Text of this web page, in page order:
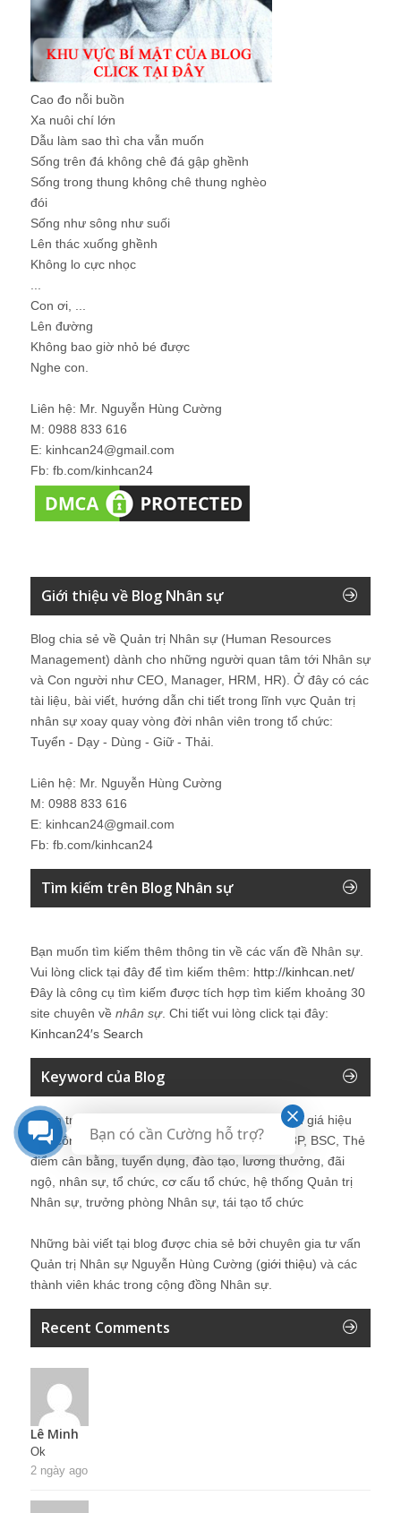
Cao đo nỗi buồn
Xa nuôi chí lớn
Dẫu làm sao thì cha vẫn muốn
Sống trên đá không chê đá gập ghềnh
Sống trong thung không chê thung nghèo
đói
Sống như sông như suối
Lên thác xuống ghềnh
Không lo cực nhọc
Con ơi, ...
Lên đường
Không bao giờ nhỏ bé được
Nghe con.
Liên hệ: Mr. Nguyễn Hùng Cường
M: 0988 833 616
E: kinhcan24@gmail.com
Fb: fb.com/kinhcan24
Giới thiệu về Blog Nhân sự
Blog chia sẻ về Quản trị Nhân sự (Human Resources
Management) dành cho những người quan tâm tới Nhân sự
và Con người như CEO, Manager, HRM, HR). Ở đây có các
tài liệu, bài viết, hướng dẫn chi tiết trong lĩnh vực Quản trị
nhân sự xoay quay vòng đời nhân viên trong tổ chức:
Tuyển - Dạy - Dùng - Giữ - Thải.
Liên hệ: Mr. Nguyễn Hùng Cường
M: 0988 833 616
E: kinhcan24@gmail.com
Fb: fb.com/kinhcan24
Tìm kiếm trên Blog Nhân sự
Bạn muốn tìm kiếm thêm thông tin về các vấn đề Nhân sự
Vui lòng click tại đây để tìm kiếm thêm: http://kinhcan.net/
Đây là công cụ tìm kiếm được tích hợp tìm kiếm khoảng 30
site chuyên về nhân sự. Chi tiết vui lòng click tại đây:
Kinhcan24′s Search
Keyword của Blog
Quản trị nhân sự, Human Resources, KPI, Đánh giá hiệu
quả công việc, chính sách lương, CnB, lương 3P, BSC, Thẻ
điểm cân bằng, tuyển dụng, đào tạo, lương thưởng, đãi
ngộ, nhân sự, tổ chức, cơ cấu tổ chức, hệ thống Quản trị
Nhân sự, trưởng phòng Nhân sự, tái tạo tổ chức
Những bài viết tại blog được chia sẻ bởi chuyên gia tư vấn
Quản trị Nhân sự Nguyễn Hùng Cường (giới thiệu) và các
thành viên khác trong cộng đồng Nhân sự.
Recent Comments
Lê Minh
Ok
2 ngày ago
Bạn có cần Cường hỗ trợ?